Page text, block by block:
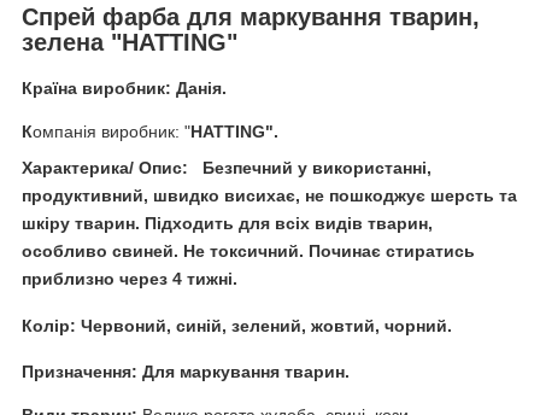
Спрей фарба для маркування тварин,
зелена "HATTING"
Країна виробник: Данія.
Компанія виробник: "HATTING".
Характерика/ Опис: Безпечний у використанні,
продуктивний, швидко висихає, не пошкоджує шерсть та
шкіру тварин. Підходить для всіх видів тварин,
особливо свиней. Не токсичний. Починає стиратись
приблизно через 4 тижні.
Колір: Червоний, синій, зелений, жовтий, чорний.
Призначення: Для маркування тварин.